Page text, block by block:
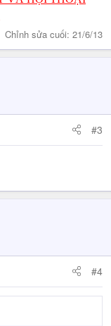
Chỉnh sửa cuối: 21/6/13
#3
#4